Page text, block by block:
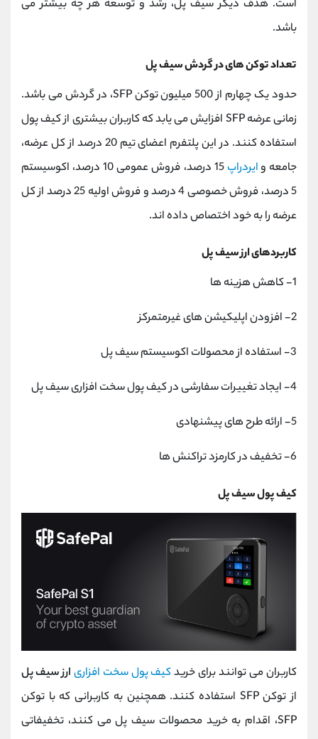
است. هدف دیگر سیف پل، رشد و توسعه هر چه بیشتر می
باشد.
تعداد توکن های در گردش سیف پل
حدود یک چهارم از 500 میلیون توکن SFP، در گردش می باشد.
زمانی عرضه SFP افزایش می یابد که کاربران بیشتری از کیف پول
استفاده کنند. در این پلتفرم اعضای تیم 20 درصد از کل عرضه،
جامعه وایردراپ
15 درصد، فروش عمومی 10 درصد، اکوسیستم
5 درصد، فروش خصوصی 4 درصد و فروش اولیه 25 درصد از کل
عرضه را به خود اختصاص داده اند.
کاربردهای ارز سیف پل
1- کاهش هزینه ها
2- افزودن اپلیکیشن های غیرمتمرکز
3- استفاده از محصولات اکوسیستم سیف پل
4- ایجاد تغییرات سفارشی در کیف پول سخت افزاری سیف پل
5- ارائه طرح های پیشنهادی
6- تخفیف در کارمزد تراکنش ها
کیف پول سیف پل
کاربران می توانند برای خریدکیف پول سخت افزاری ارز سیف پل
از توکن SFP استفاده کنند. همچنین به کاربرانی که با توکن
SFP، اقدام به خرید محصولات سیف پل می کنند، تخفیفاتی